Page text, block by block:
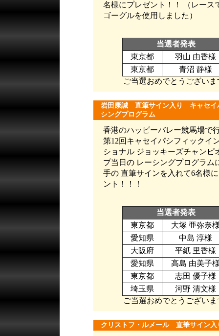
名様にプレゼント！！ （レース
ゴーグルを使用しました）
当選者発表
東京都
羽山 由香様
東京都
青沼 静様
ご当選おめでとうございま
岩田康誠 直筆サイン入り キャセイ
シングプログラム
香港のハッピーバレー競馬場で
第12回キャセイパシフィックイ
ショナル ジョッキーズチャンピ
プ当日の レーシングプログラム
手の 直筆サインを入れて6名様
ント！！！
当選者発表
東京都
大塚 亜弥奈
愛知県
中島 淳様
大阪府
平紙 里香様
愛知県
高島 由美子
東京都
志田 優子様
埼玉県
河野 清文様
ご当選おめでとうございま
クリストフ・ルメール 直筆サイン入